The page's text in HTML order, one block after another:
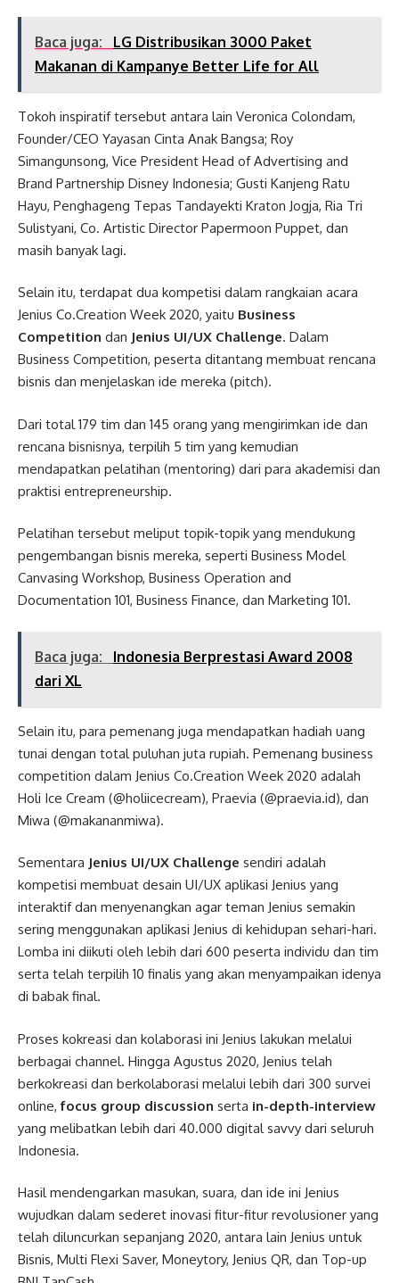
Baca juga:
LG Distribusikan 3000 Paket
Makanan di Kampanye Better Life for All
Tokoh inspiratif tersebut antara lain Veronica Colondam,
Founder/CEO Yayasan Cinta Anak Bangsa; Roy
Simangunsong, Vice President Head of Advertising and
Brand Partnership Disney Indonesia; Gusti Kanjeng Ratu
Hayu, Penghageng Tepas Tandayekti Kraton Jogja, Ria Tri
Sulistyani, Co. Artistic Director Papermoon Puppet, dan
masih banyak lagi.
Selain itu, terdapat dua kompetisi dalam rangkaian acara
Jenius Co.Creation Week 2020, yaitu Business
Competition dan Jenius UI/UX Challenge. Dalam
Business Competition, peserta ditantang membuat rencana
bisnis dan menjelaskan ide mereka (pitch).
Dari total 179 tim dan 145 orang yang mengirimkan ide dan
rencana bisnisnya, terpilih 5 tim yang kemudian
mendapatkan pelatihan (mentoring) dari para akademisi dan
praktisi entrepreneurship.
Pelatihan tersebut meliput topik-topik yang mendukung
pengembangan bisnis mereka, seperti Business Model
Canvasing Workshop, Business Operation and
Documentation 101, Business Finance, dan Marketing 101.
Baca juga:
Indonesia Berprestasi Award 2008
dari XL
Selain itu, para pemenang juga mendapatkan hadiah uang
tunai dengan total puluhan juta rupiah. Pemenang business
competition dalam Jenius Co.Creation Week 2020 adalah
Holi Ice Cream (@holiicecream), Praevia (@praevia.id), dan
Miwa (@makananmiwa).
Sementara Jenius UI/UX Challenge sendiri adalah
kompetisi membuat desain UI/UX aplikasi Jenius yang
interaktif dan menyenangkan agar teman Jenius semakin
sering menggunakan aplikasi Jenius di kehidupan sehari-hari.
Lomba ini diikuti oleh lebih dari 600 peserta individu dan tim
serta telah terpilih 10 finalis yang akan menyampaikan idenya
di babak final.
Proses kokreasi dan kolaborasi ini Jenius lakukan melalui
berbagai channel. Hingga Agustus 2020, Jenius telah
berkokreasi dan berkolaborasi melalui lebih dari 300 survei
online,focus group discussion serta in-depth-interview
yang melibatkan lebih dari 40.000 digital savvy dari seluruh
Indonesia.
Hasil mendengarkan masukan, suara, dan ide ini Jenius
wujudkan dalam sederet inovasi fitur-fitur revolusioner yang
telah diluncurkan sepanjang 2020, antara lain Jenius untuk
Bisnis, Multi Flexi Saver, Moneytory, Jenius QR, dan Top-up